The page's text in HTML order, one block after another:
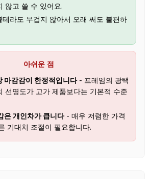
않고 쓸 수 있어요.
테라도 무겁지 않아서 오래 써도 불편하
아쉬운 점
마감감이 한정적입니다- 프레임의 광택
선명도가 고가 제품보다는 기본적 수준
은 개인차가 큽니다- 매우 저렴한 가격
기대치 조절이 필요합니다.